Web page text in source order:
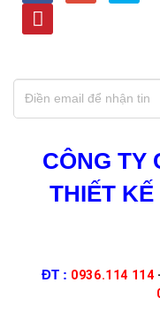
CÔNG TY
THIẾT KẾ
ĐT : 0936.114 114